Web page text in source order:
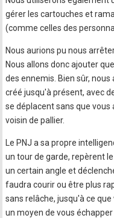
gérer les cartouches et
(comme celles des
Nous aurions pu nous
Nous allons donc ajouter
des ennemis. Bien sûr,
créé jusqu'à présent, avec
se déplacent sans que
voisin de pallier.
Le PNJ a sa propre
un tour de garde, repèrent
un certain angle et
faudra courir ou être plus
sans relâche, jusqu'à ce
un moyen de vous